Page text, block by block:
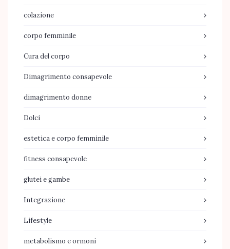
colazione
corpo femminile
Cura del corpo
Dimagrimento consapevole
dimagrimento donne
Dolci
estetica e corpo femminile
fitness consapevole
glutei e gambe
Integrazione
Lifestyle
metabolismo e ormoni